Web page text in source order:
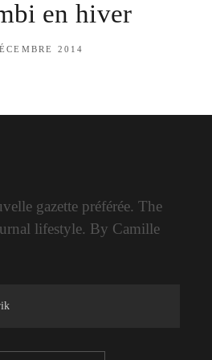
en hiver
2014
gazette préférée. The
lifestyle. By Camille